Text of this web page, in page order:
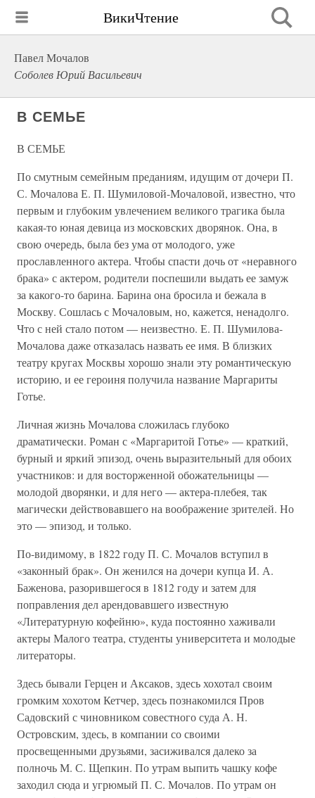
ВикиЧтение
Павел Мочалов
Соболев Юрий Васильевич
В СЕМЬЕ
В СЕМЬЕ
По смутным семейным преданиям, идущим от дочери П.
С. Мочалова Е. П. Шумиловой-Мочаловой, известно, что
первым и глубоким увлечением великого трагика была
какая-то юная девица из московских дворянок. Она, в
свою очередь, была без ума от молодого, уже
прославленного актера. Чтобы спасти дочь от «неравного
брака» с актером, родители поспешили выдать ее замуж
за какого-то барина. Барина она бросила и бежала в
Москву. Сошлась с Мочаловым, но, кажется, ненадолго.
Что с ней стало потом — неизвестно. Е. П. Шумилова-
Мочалова даже отказалась назвать ее имя. В близких
театру кругах Москвы хорошо знали эту романтическую
историю, и ее героиня получила название Маргариты
Готье.
Личная жизнь Мочалова сложилась глубоко
драматически. Роман с «Маргаритой Готье» — краткий,
бурный и яркий эпизод, очень выразительный для обоих
участников: и для восторженной обожательницы —
молодой дворянки, и для него — актера-плебея, так
магически действовавшего на воображение зрителей. Но
это — эпизод, и только.
По-видимому, в 1822 году П. С. Мочалов вступил в
«законный брак». Он женился на дочери купца И. А.
Баженова, разорившегося в 1812 году и затем для
поправления дел арендовавшего известную
«Литературную кофейню», куда постоянно хаживали
актеры Малого театра, студенты университета и молодые
литераторы.
Здесь бывали Герцен и Аксаков, здесь хохотал своим
громким хохотом Кетчер, здесь познакомился Пров
Садовский с чиновником совестного суда А. Н.
Островским, здесь, в компании со своими
просвещенными друзьями, засиживался далеко за
полночь М. С. Щепкин. По утрам выпить чашку кофе
заходил сюда и угрюмый П. С. Мочалов. По утрам он